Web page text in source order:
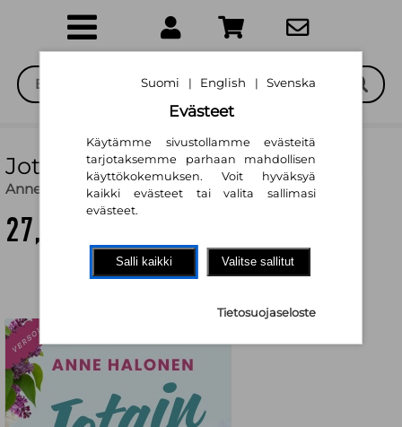
Jotain omaa (pehmeäkantinen)
Anne Halonen
27,00 €
Suomi | English | Svenska
Evästeet
Käytämme sivustollamme evästeitä
tarjotaksemme parhaan mahdollisen
käyttökokemuksen. Voit hyväksyä
kaikki evästeet tai valita sallimasi
evästeet.
Salli kaikki Valitse sallitut
Tietosuojaseloste